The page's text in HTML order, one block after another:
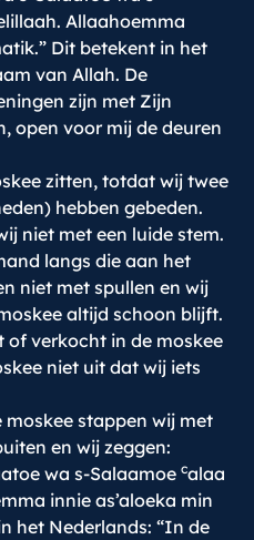
Allaahoemma
Dit betekent in het
van Allah. De
zijn met Zijn
open voor mij de deuren
zitten, totdat wij twee
hebben gebeden.
niet met een luide stem.
langs die aan het
niet met spullen en wij
altijd schoon blijft.
of verkocht in de moskee
niet uit dat wij iets
stappen wij met
en wij zeggen:
wa s-Salaamoe calaa
innie as’aloeka min
het Nederlands: “In de